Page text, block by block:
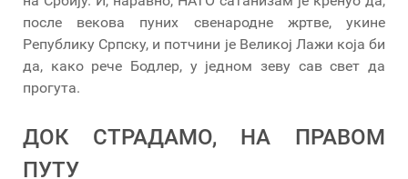
после векова пуних свенародне жртве, укине
Републику Српску, и потчини је Великој Лажи која би
да, како рече Бодлер, у једном зеву сав свет да
прогута.
ДОК СТРАДАМО, НА ПРАВОМ
ПУТУ